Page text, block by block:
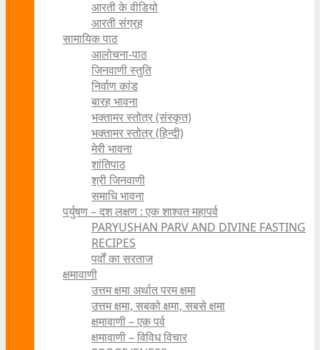
आरती के वीडियो
आरती संग्रह
सामायिक पाठ
आलोचना-पाठ
जिनवाणी स्तुति
निर्वाण कांड
बारह भावना
भक्तामर स्तोत्र (संस्कृत)
भक्तामर स्तोत्र (हिन्दी)
मेरी भावना
शांतिपाठ
श्री जिनवाणी
समाधि भावना
पर्युषण – दश लक्षण : एक शाश्वत महापर्व
PARYUSHAN PARV AND DIVINE FASTING
RECIPES
पर्वों का सरताज
क्षमावाणी
उत्तम क्षमा अर्थात परम क्षमा
उत्तम क्षमा, सबको क्षमा, सबसे क्षमा
क्षमावाणी – एक पर्व
क्षमावाणी – विविध विचार